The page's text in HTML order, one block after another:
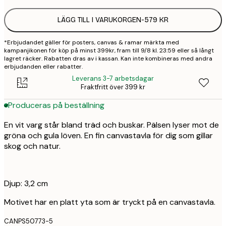
LÄGG TILL I VARUKORGEN-579 KR
*Erbjudandet gäller för posters, canvas & ramar märkta med
kampanjikonen för köp på minst 399kr, fram till 9/8 kl. 23:59 eller så långt
lagret räcker. Rabatten dras av i kassan. Kan inte kombineras med andra
erbjudanden eller rabatter.
Leverans 3-7 arbetsdagar
Fraktfritt över 399 kr
Produceras på beställning
En vit varg står bland träd och buskar. Pälsen lyser mot de
gröna och gula löven. En fin canvastavla för dig som gillar
skog och natur.
Djup: 3,2 cm
Motivet har en platt yta som är tryckt på en canvastavla.
CANPS50773-5